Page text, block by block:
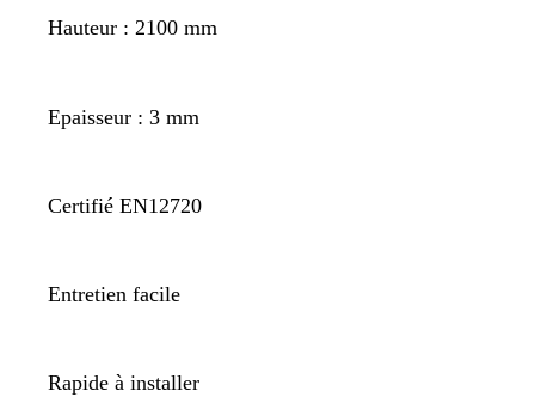
Hauteur : 2100 mm
Epaisseur : 3 mm
Certifié EN12720
Entretien facile
Rapide à installer